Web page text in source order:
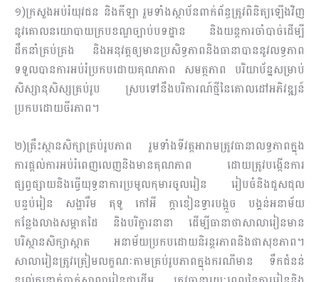
១)ក្រសួងអប់រំយុវជន និងកីឡា រួមទាំងស្ថាប័នពាក់ព័ន្ធត្រូវពិនិត្យឡើងវិញ
នូវគោលនយោបាយក្របខណ្ឌច្បាប់បទដ្ឋាន និងយន្តការចាំបាច់ដើម្បី
ដឹកនាំគ្រប់គ្រង និងអនុវត្តឲ្យមានប្រសិទ្ធភាពនិងធានាបាននូវលទ្ធភាព
ទទួលបានការអប់រំប្រកបដោយគុណភាព សមត្ថភាព បរិយាប័ន្នសម្រាប់
សិស្សានុសិស្សគ្រប់រូប ស្របទៅនឹងបរិការណ៍ថ្មីនៃគោលដៅអភិវឌ្ឍន៍
ប្រកបដោយចីរភាព។
២)គ្រឹះស្ថានសិក្សាគ្រប់រូបភាព រួមទាំងទីវត្តអារាមត្រូវធានាលទ្ធភាពក្នុង
ការផ្ដល់ការអប់រំពេញលេញនិងមានគុណភាព ដោយត្រូវបង្កើនការ
ផ្សព្វផ្សាយនិងធ្វើយុទ្ធនាការប្រមូលកុមារចូលរៀន រៀបចំនិងជួសជុល
បន្ទប់រៀន សង្ហារឹម តុទូ កៅអី ក្តាខៀនទ្វារបង្អួច បង្គន់អនាម័យ
កន្លែងលាងសម្អាតដៃ និងបរិក្ខារនានា ដើម្បីធានាថាសាលារៀនមាន
បរិស្ថានសិក្សាស្អាត អនាម័យប្រកបដោយនិរន្តរភាពនិងផាសុខភាព។
សាលារៀនត្រូវត្រៀមលក្ខណៈតាមគ្រប់រូបភាពក្នុងករណីមាន ទឹកជំនន់